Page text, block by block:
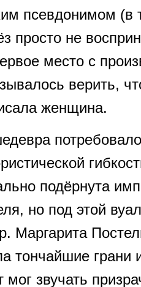
псевдонимом (в
просто не
место с
верить,
женщина.
подёрнута
но под этой
Маргарита
тончайшие грани
мог звучать